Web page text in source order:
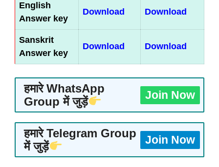
English
Answer key
Download Download
Sanskrit
Answer key
Download Download
हमारे WhatsApp
Group में जुड़ें
Join Now
हमारे Telegram Group
में जुड़ें
Join Now